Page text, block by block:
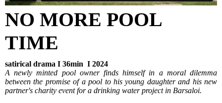
NO MORE POOL
TIME
satirical drama I 36min I 2024
A newly minted pool owner finds himself in a moral dilemma
between the promise of a pool to his young daughter and his new
partner's charity event for a drinking water project in Barsaloi.